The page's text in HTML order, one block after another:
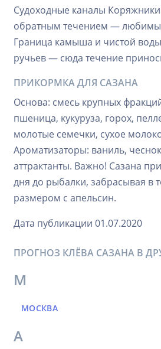
Судоходные каналы
обратным течением —
Граница камыша и чистой
ручьев — сюда течение
ПРИКОРМКА ДЛЯ САЗАНА
Основа: смесь крупных
пшеница, кукуруза, горох,
молотые семечки, сухое
Ароматизаторы: ваниль,
аттрактанты. Важно! Сазана
дня до рыбалки, забрасывая в
размером с апельсин.
Дата публикации 01.07.2020
ПРОГНОЗ КЛЁВА САЗАНА В
М
МОСКВА
А